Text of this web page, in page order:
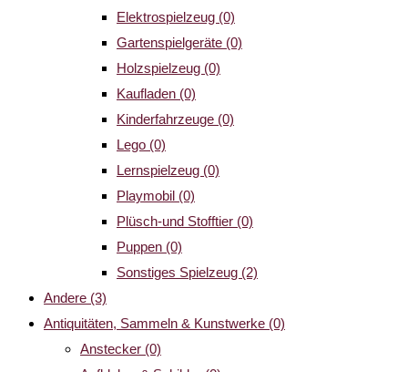
Elektrospielzeug (0)
Gartenspielgeräte (0)
Holzspielzeug (0)
Kaufladen (0)
Kinderfahrzeuge (0)
Lego (0)
Lernspielzeug (0)
Playmobil (0)
Plüsch-und Stofftier (0)
Puppen (0)
Sonstiges Spielzeug (2)
Andere (3)
Antiquitäten, Sammeln & Kunstwerke (0)
Anstecker (0)